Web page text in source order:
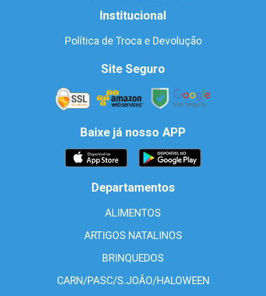
Institucional
Política de Troca e Devolução
Site Seguro
Baixe já nosso APP
Departamentos
ALIMENTOS
ARTIGOS NATALINOS
BRINQUEDOS
CARN/PASC/S.JOÃO/HALOWEEN